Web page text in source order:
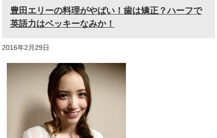
豊田エリーの料理がやばい！歯は矯正？ハーフで
英語力はベッキーなみか！
2016年2月29日